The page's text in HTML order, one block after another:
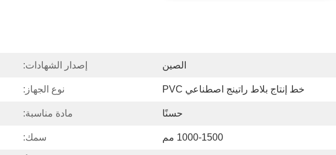
الصين إصدار الشهادات:
خط إنتاج بلاط راتينج اصطناعي PVC نوع الجهاز:
حسنًا مادة مناسبة:
1000-1500 مم سمك: